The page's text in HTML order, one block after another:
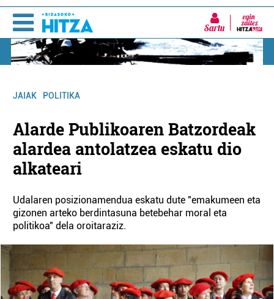
Sartu
JAIAK POLITIKA
Alarde Publikoaren Batzordeak
alardea antolatzea eskatu dio
alkateari
Udalaren posizionamendua eskatu dute "emakumeen eta
gizonen arteko berdintasuna betebehar moral eta
politikoa" dela oroitaraziz.